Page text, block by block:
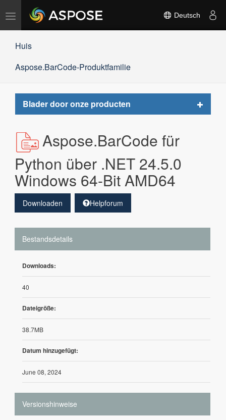
Navigation
umschalten
Deutsch
Huis
Aspose.BarCode-Produktfamilie
Blader door onze producten
Toggle
Aspose.BarCode für
Python über .NET 24.5.0
Windows 64-Bit AMD64
Downloaden Helpforum
Bestandsdetails
Downloads:
40
Dateigröße:
38.7MB
Datum hinzugefügt:
June 08, 2024
Versionshinweise